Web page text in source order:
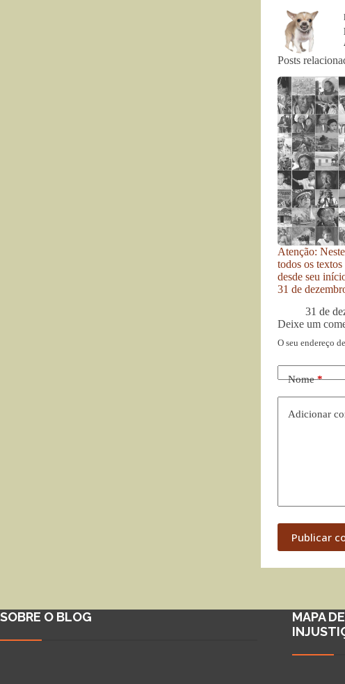
Posts
Atenção:
todos os
desde seu
31 de
31 de
Deixe um
O seu endereço
Nome*
Adicionar
Publicar
SOBRE O BLOG
MAPA